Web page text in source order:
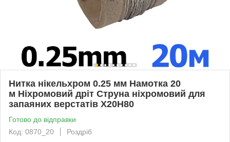
Нитка нікельхром 0.25 мм Намотка 20
м Ніхромовий дріт Струна ніхромовий для
запаяних верстатів Х20Н80
Готово до відправки
Код: 0870_20
Роздріб